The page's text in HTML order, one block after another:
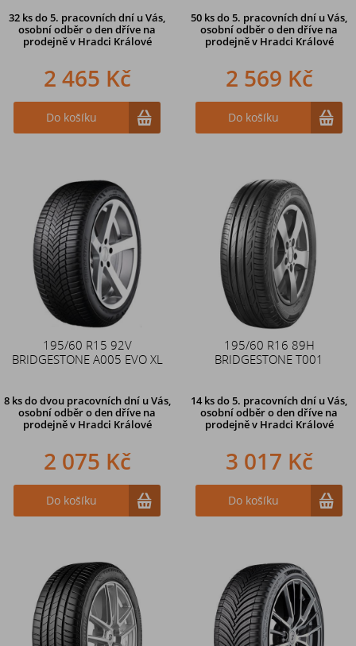
32 ksdo 5. pracovních dní u Vás,
osobní odběr o den dříve na
prodejněv Hradci Králové
2 465 Kč
Do košíku
50 ksdo 5. pracovních dní u Vás,
osobní odběr o den dříve na
prodejněv Hradci Králové
2 569 Kč
Do košíku
195/60 R15 92V
BRIDGESTONE A005 EVO XL
8 ks do dvou pracovních dní u Vás,
osobní odběr o den dříve na
prodejně v Hradci Králové
2 075 Kč
Do košíku
195/60 R16 89H
BRIDGESTONE T001
14 ksdo 5. pracovních dní u Vás,
osobní odběr o den dříve na
prodejněv Hradci Králové
3 017 Kč
Do košíku